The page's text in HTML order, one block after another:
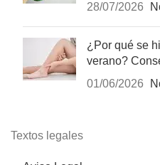
28/07/2026
¿Por qué se
verano?
01/06/2026
Textos legales